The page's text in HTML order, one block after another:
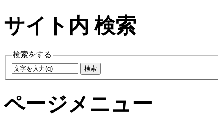
サイト内 検索
検索をする
ページメニュー